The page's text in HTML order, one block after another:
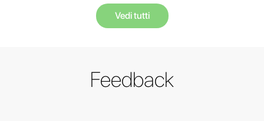
Vedi tutti
Feedback